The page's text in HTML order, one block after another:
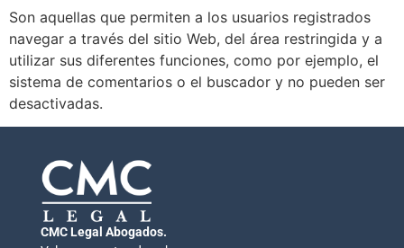
Son aquellas que permiten a los usuarios registrados
navegar a través del sitio Web, del área restringida y a
utilizar sus diferentes funciones, como por ejemplo, el
sistema de comentarios o el buscador y no pueden ser
desactivadas.
CMC Legal Abogados.